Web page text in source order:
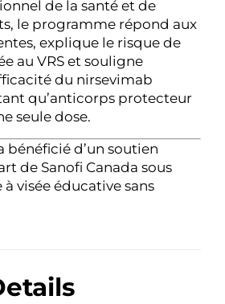
de la santé et de
le programme répond aux
explique le risque de
au VRS et souligne
du nirsevimab
qu’anticorps protecteur
seule dose.
bénéficié d’un soutien
de Sanofi Canada sous
visée éducative sans